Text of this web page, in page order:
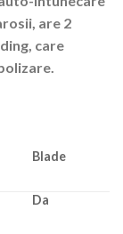
are 2
care
Blade
Da